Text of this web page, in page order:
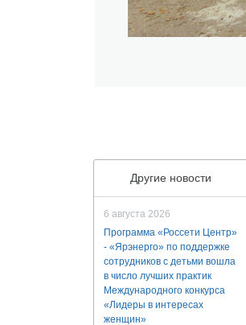
Другие новости
6 августа 2026
Программа «Россети Центр»
- «Ярэнерго» по поддержке
сотрудников с детьми вошла
в число лучших практик
Международного конкурса
«Лидеры в интересах
женщин»